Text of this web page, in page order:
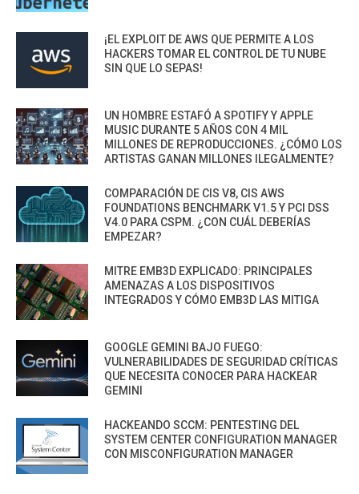
¡EL EXPLOIT DE AWS QUE PERMITE A LOS
HACKERS TOMAR EL CONTROL DE TU NUBE
SIN QUE LO SEPAS!
UN HOMBRE ESTAFÓ A SPOTIFY Y APPLE
MUSIC DURANTE 5 AÑOS CON 4 MIL
MILLONES DE REPRODUCCIONES. ¿CÓMO LOS
ARTISTAS GANAN MILLONES ILEGALMENTE?
COMPARACIÓN DE CIS V8, CIS AWS
FOUNDATIONS BENCHMARK V1.5 Y PCI DSS
V4.0 PARA CSPM. ¿CON CUÁL DEBERÍAS
EMPEZAR?
MITRE EMB3D EXPLICADO: PRINCIPALES
AMENAZAS A LOS DISPOSITIVOS
INTEGRADOS Y CÓMO EMB3D LAS MITIGA
GOOGLE GEMINI BAJO FUEGO:
VULNERABILIDADES DE SEGURIDAD CRÍTICAS
QUE NECESITA CONOCER PARA HACKEAR
GEMINI
HACKEANDO SCCM: PENTESTING DEL
SYSTEM CENTER CONFIGURATION MANAGER
CON MISCONFIGURATION MANAGER